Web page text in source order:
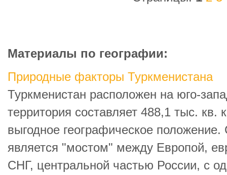
Материалы по географии:
Природные факторы Туркменистана
Туркменистан расположен на юго-
территория составляет 488,1 тыс. кв.
выгодное географическое положение.
является "мостом" между Европой,
СНГ, центральной частью России, с